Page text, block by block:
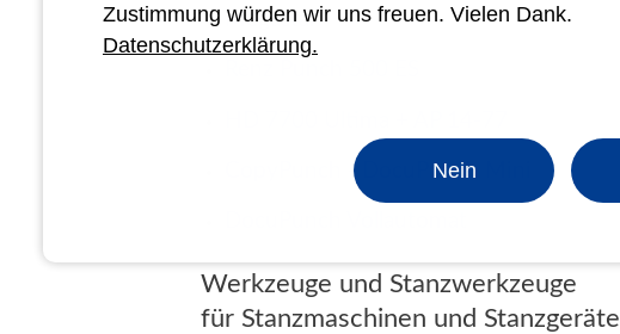
Megastar
CopyPunch - DocuPunch Mini
Werkzeuge und Stanzwerkzeuge
für Stanzmaschinen und Stanzgeräte
Zustimmung würden wir uns freuen. Vielen Dank.
Datenschutzerklärung.
Nein